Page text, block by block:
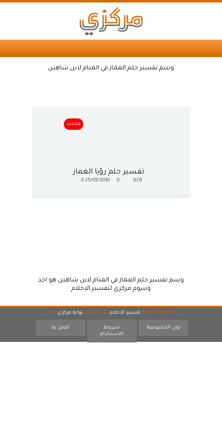
وسم تفسير حلم الغماز في المنام لابن شاهين
محدث
تفسير حلم رؤيا الغماز
928
0
25/05/2010
0
وسم تفسير حلم الغماز في المنام لابن شاهين هو احد
وسوم مركزي لتفسير الاحلام
© 2007 - 2026 تفسير الاحلام احد اقسام بوابة مركزي 30
بيان الخصوصية
شروط
الاستخدام
اتصل بنا